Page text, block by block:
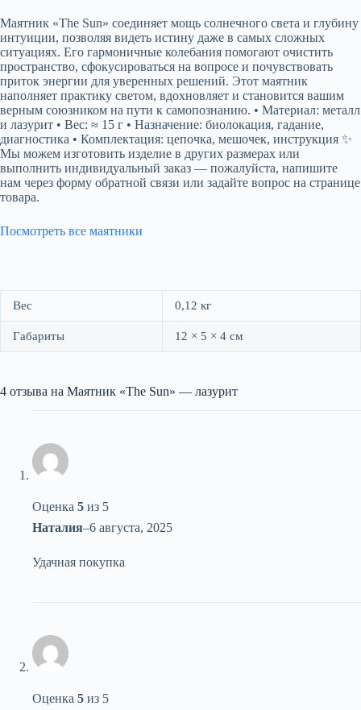
Маятник «The Sun» соединяет мощь солнечного света и глубину
интуиции, позволяя видеть истину даже в самых сложных
ситуациях. Его гармоничные колебания помогают очистить
пространство, сфокусироваться на вопросе и почувствовать
приток энергии для уверенных решений. Этот маятник
наполняет практику светом, вдохновляет и становится вашим
верным союзником на пути к самопознанию. • Материал: металл
и лазурит • Вес: ≈ 15 г • Назначение: биолокация, гадание,
диагностика • Комплектация: цепочка, мешочек, инструкция ✨
Мы можем изготовить изделие в других размерах или
выполнить индивидуальный заказ — пожалуйста, напишите
нам через форму обратной связи или задайте вопрос на странице
товара.
Посмотреть все маятники
Вес 0,12 кг
Габариты 12 × 5 × 4 см
4 отзыва на Маятник «The Sun» — лазурит
Оценка 5 из 5
Наталия–6 августа, 2025
Удачная покупка
Оценка 5 из 5